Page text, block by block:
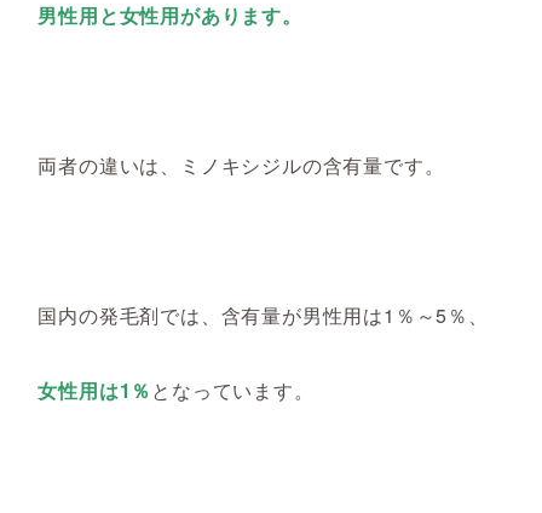
男性用と女性用があります。
両者の違いは、ミノキシジルの含有量です。
国内の発毛剤では、 含有量が男性用は1％～5％、
女性用は1％ となっています。